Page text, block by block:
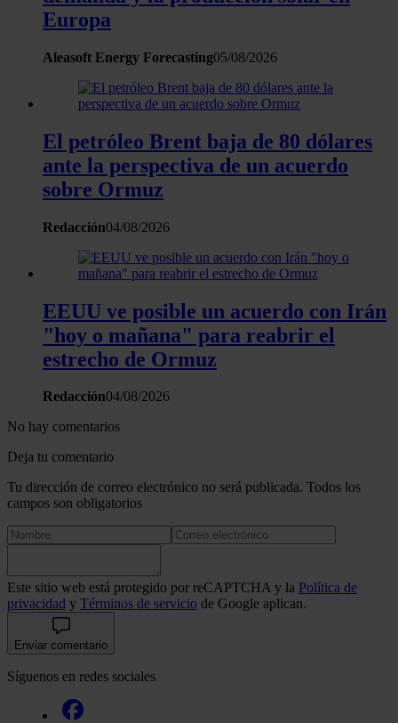
con otra información que les haya proporcionado o que
recopilado a partir del uso que haya hecho de sus servicios.
Europa
Aleasoft Energy Forecasting05/08/2026
El petróleo Brent baja de 80 dólares
ante la perspectiva de un acuerdo
sobre Ormuz
Redacción04/08/2026
EEUU ve posible un acuerdo con Irán
"hoy o mañana" para reabrir el
estrecho de Ormuz
Redacción04/08/2026
No hay comentarios
Deja tu comentario
Tu dirección de correo electrónico no será publicada. Todos los
campos son obligatorios
Este sitio web está protegido por reCAPTCHA y la Política de
privacidad y Términos de servicio de Google aplican.
Enviar comentario
Síguenos en redes sociales